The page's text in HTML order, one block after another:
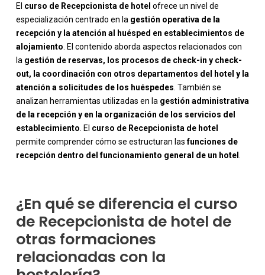
El curso de Recepcionista de hotel ofrece un nivel de
especialización centrado en la gestión operativa de la
recepción y la atención al huésped en establecimientos de
alojamiento . El contenido aborda aspectos relacionados con
la gestión de reservas, los procesos de check-in y check-
out, la coordinación con otros departamentos del hotel y la
atención a solicitudes de los huéspedes . También se
analizan herramientas utilizadas en la gestión administrativa
de la recepción y en la organización de los servicios del
establecimiento . El curso de Recepcionista de hotel
permite comprender cómo se estructuran lasfunciones de
recepción dentro del funcionamiento general de un hotel
-
¿En qué se diferencia el curso
de Recepcionista de hotel de
otras formaciones
relacionadas con la